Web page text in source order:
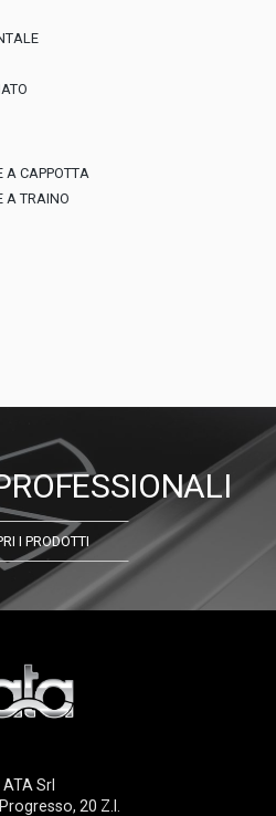
A CAPPOTTA
A TRAINO
I PRODOTTI
ATA Srl
20 Z.I.